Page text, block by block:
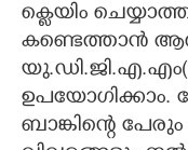
ക്ലെയിം
കണ്ടെത്താൻ
ഉപയോഗിക്കാം.
ബാങ്കിന്റെ